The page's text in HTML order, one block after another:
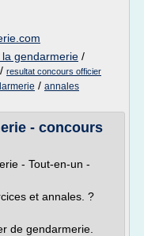
gendarmerie /
/ resultat concours officier
/ annales
- concours
- Tout-en-un -
et annales. ?
de gendarmerie.